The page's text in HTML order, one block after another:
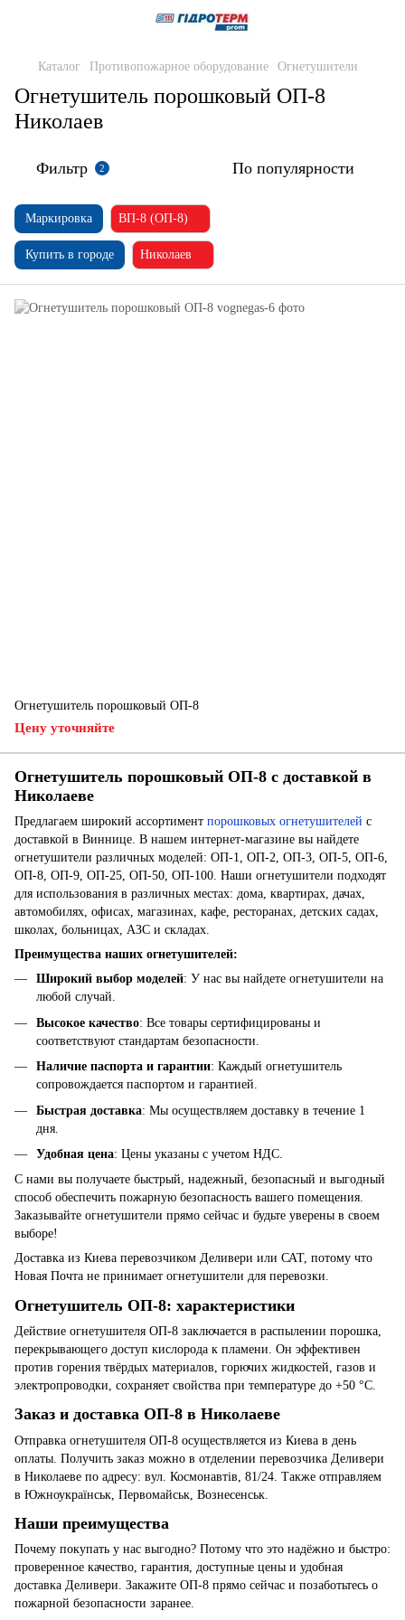
Каталог Противопожарное оборудование Огнетушители
Огнетушитель порошковый ОП-8
Николаев
Фильтр 2 По популярности
Маркировка ВП-8 (ОП-8)
Купить в городе Николаев
Огнетушитель порошковый ОП-8
Цену уточняйте
Огнетушитель порошковый ОП-8 с доставкой в
Николаеве
Предлагаем широкий ассортимент порошковых огнетушителей с
доставкой в Виннице. В нашем интернет-магазине вы найдете
огнетушители различных моделей: ОП-1, ОП-2, ОП-3, ОП-5, ОП-6,
ОП-8, ОП-9, ОП-25, ОП-50, ОП-100. Наши огнетушители подходят
для использования в различных местах: дома, квартирах, дачах,
автомобилях, офисах, магазинах, кафе, ресторанах, детских садах,
школах, больницах, АЗС и складах.
Преимущества наших огнетушителей:
Широкий выбор моделей: У нас вы найдете огнетушители на
любой случай.
Высокое качество: Все товары сертифицированы и
соответствуют стандартам безопасности.
Наличие паспорта и гарантии: Каждый огнетушитель
сопровождается паспортом и гарантией.
Быстрая доставка: Мы осуществляем доставку в течение 1
дня.
Удобная цена: Цены указаны с учетом НДС.
С нами вы получаете быстрый, надежный, безопасный и выгодный
способ обеспечить пожарную безопасность вашего помещения.
Заказывайте огнетушители прямо сейчас и будьте уверены в своем
выборе!
Доставка из Киева перевозчиком Деливери или САТ, потому что
Новая Почта не принимает огнетушители для перевозки.
Огнетушитель ОП-8: характеристики
Действие огнетушителя ОП-8 заключается в распылении порошка,
перекрывающего доступ кислорода к пламени. Он эффективен
против горения твёрдых материалов, горючих жидкостей, газов и
электропроводки, сохраняет свойства при температуре до +50 °C.
Заказ и доставка ОП-8 в Николаеве
Отправка огнетушителя ОП-8 осуществляется из Киева в день
оплаты. Получить заказ можно в отделении перевозчика Деливери
в Николаеве по адресу: вул. Космонавтів, 81/24. Также отправляем
в Южноукраїнськ, Первомайськ, Вознесенськ.
Наши преимущества
Почему покупать у нас выгодно? Потому что это надёжно и быстро:
проверенное качество, гарантия, доступные цены и удобная
доставка Деливери. Закажите ОП-8 прямо сейчас и позаботьтесь о
пожарной безопасности заранее.